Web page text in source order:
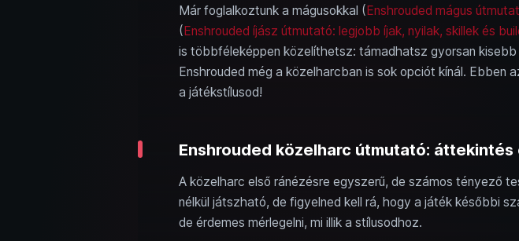
Már foglalkoztunk a mágusokkal (Enshrouded mágus
(Enshrouded íjász útmutató: legjobb íjak, nyilak, skillek és
is többféleképpen közelíthetsz: támadhatsz gyorsan
Enshrouded még a közelharcban is sok opciót kínál. Ebben
a játékstílusod!
Enshrouded közelharc útmutató:
A közelharc első ránézésre egyszerű, de számos tényező
nélkül játszható, de figyelned kell rá, hogy a játék későbbi
de érdemes mérlegelni, mi illik a stílusodhoz.